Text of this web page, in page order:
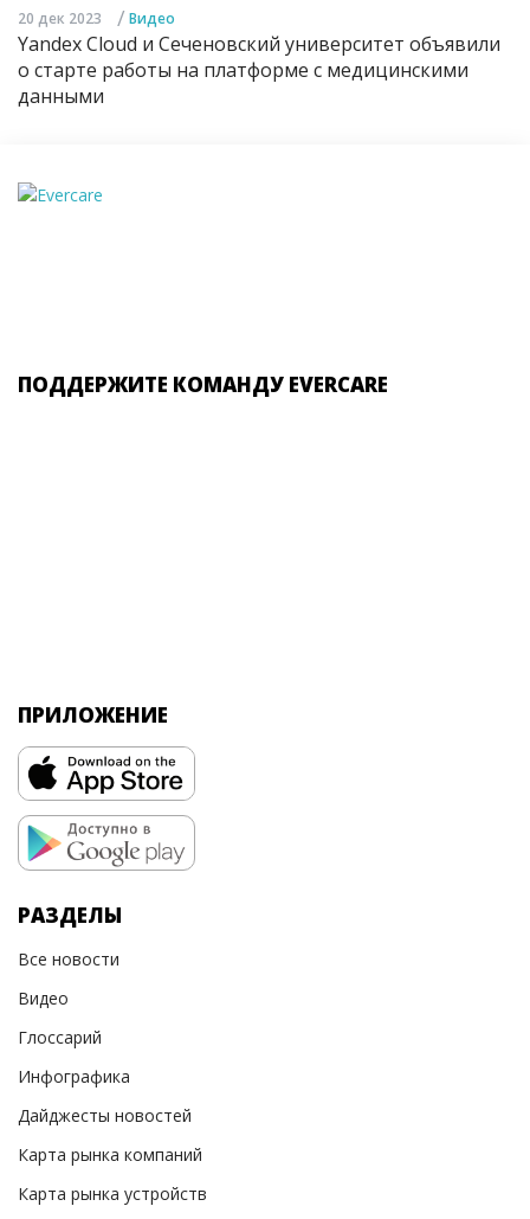
20 дек 2023 / Видео
Yandex Cloud и Сеченовский университет объявили
о старте работы на платформе с медицинскими
данными
ПОДДЕРЖИТЕ КОМАНДУ EVERCARE
ПРИЛОЖЕНИЕ
РАЗДЕЛЫ
Все новости
Видео
Глоссарий
Инфографика
Дайджесты новостей
Карта рынка компаний
Карта рынка устройств